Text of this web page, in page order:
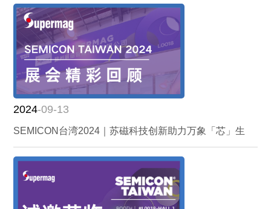
2024-09-13
SEMICON台湾2024｜苏磁科技创新助力万象「芯」生